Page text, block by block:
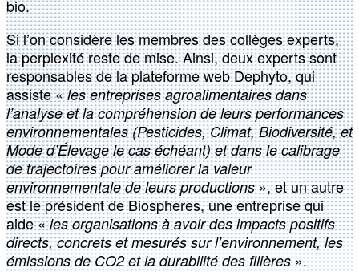
bio.
Si l’on considère les membres des collèges experts,
la perplexité reste de mise. Ainsi, deux experts sont
responsables de la plateforme web Dephyto, qui
assiste «les entreprises agroalimentaires dans
l’analyse et la compréhension de leurs performances
environnementales (Pesticides, Climat, Biodiversité, et
Mode d’Élevage le cas échéant) et dans le calibrage
de trajectoires pour améliorer la valeur
environnementale de leurs productions», et un autre
est le président de Biospheres, une entreprise qui
aide «les organisations à avoir des impacts positifs
directs, concrets et mesurés sur l’environnement, les
émissions de CO2 et la durabilité des filières».